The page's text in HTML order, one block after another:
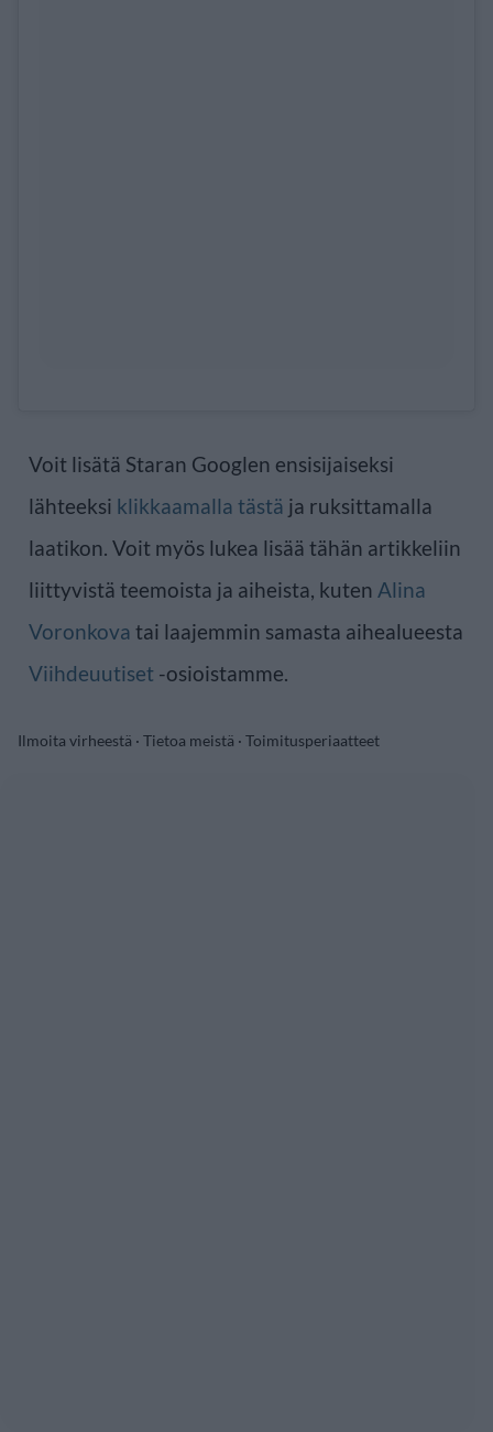
Voit lisätä Staran Googlen ensisijaiseksi
lähteeksi klikkaamalla tästä ja ruksittamalla
laatikon. Voit myös lukea lisää tähän artikkeliin
liittyvistä teemoista ja aiheista, kuten Alina
Voronkova tai laajemmin samasta aihealueesta
Viihdeuutiset -osioistamme.
Ilmoita virheestä · Tietoa meistä · Toimitusperiaatteet